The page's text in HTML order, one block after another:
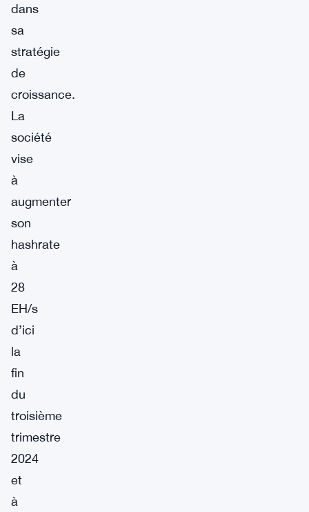
dans
sa
stratégie
de
croissance.
La
société
vise
à
augmenter
son
hashrate
à
28
EH/s
d’ici
la
fin
du
troisième
trimestre
2024
et
à